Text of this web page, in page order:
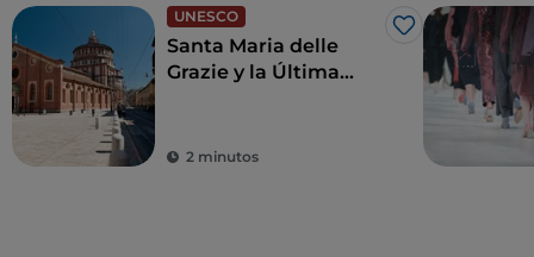
UNESCO
Me gusta
Santa Maria delle
Grazie y la Última
Renacimiento
2 minutos